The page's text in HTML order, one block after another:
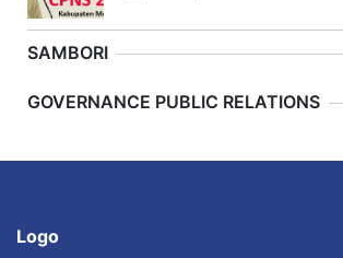
SAMBORI
Previous
GOVERNANCE PUBLIC RELATIONS
Logo